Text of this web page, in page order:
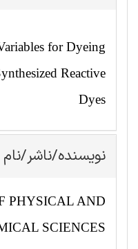
for Dyeing
Reactive
Dyes
نویسنده/ناشر/
PHYSICAL AND
SCIENCES